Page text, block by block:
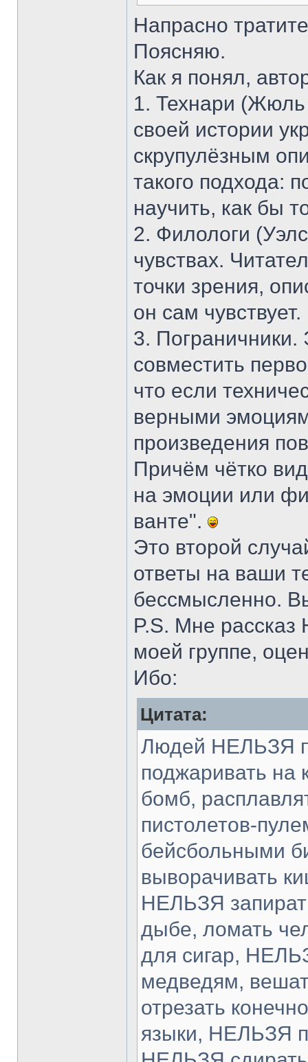
Напрасно
Поясняю.
Как я понял,
1. Технари (Жюль
своей истории
скрупулёзным
такого подхода:
научить, как бы
2. Филологи
чувствах.
точки зрения,
он сам чувствует.
3. Пограничники.
совместить
что если
верными
произведения
Причём чётко
на эмоции или
ванте".
Это второй
ответы на ваши
бессмысленно.
P.S. Мне рассказ
моей группе,
Ибо:
Цитата:
Людей НЕЛЬЗЯ
поджаривать на
бомб,
пистолетов-
бейсбольными
выворачивать
НЕЛЬЗЯ
дыбе, ломать
для сигар,
медведям,
отрезать
языки, НЕЛЬЗЯ